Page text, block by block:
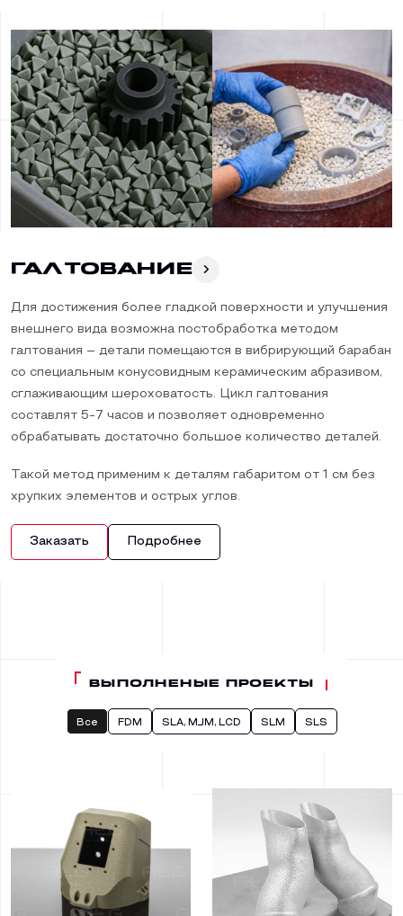
Галтование
Для достижения более гладкой поверхности и улучшения
внешнего вида возможна постобработка методом
галтования – детали помещаются в вибрирующий барабан
со специальным конусовидным керамическим абразивом,
сглаживающим шероховатость. Цикл галтования
составлят 5-7 часов и позволяет одновременно
обрабатывать достаточно большое количество деталей.
Такой метод применим к деталям габаритом от 1 см без
хрупких элементов и острых углов.
Заказать Подробнее
ВЫПОЛНЕНЫЕ ПРОЕКТЫ
Все FDM SLA, MJM, LCD SLM SLS